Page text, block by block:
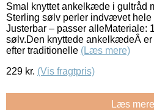
Smal knyttet ankelkæde i gultråd
Sterling sølv perler indvævet hele
Justerbar – passer alleMateriale:
sølv.Den knyttede ankelkædeÂ
efter traditionelle (Læs mere)
229 kr. (Vis fragtpris)
Læs